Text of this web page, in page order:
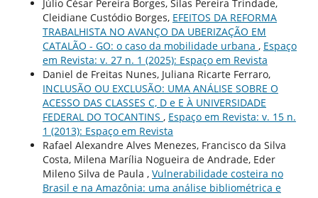
Júlio César Pereira Borges, Silas Pereira Trindade,
Cleidiane Custódio Borges, EFEITOS DA REFORMA
TRABALHISTA NO AVANÇO DA UBERIZAÇÃO EM
CATALÃO - GO: o caso da mobilidade urbana , Espaço
em Revista: v. 27 n. 1 (2025): Espaço em Revista
Daniel de Freitas Nunes, Juliana Ricarte Ferraro,
INCLUSÃO OU EXCLUSÃO: UMA ANÁLISE SOBRE O
ACESSO DAS CLASSES C, D e E À UNIVERSIDADE
FEDERAL DO TOCANTINS , Espaço em Revista: v. 15 n.
1 (2013): Espaço em Revista
Rafael Alexandre Alves Menezes, Francisco da Silva
Costa, Milena Marília Nogueira de Andrade, Eder
Mileno Silva de Paula , Vulnerabilidade costeira no
Brasil e na Amazônia: uma análise bibliométrica e